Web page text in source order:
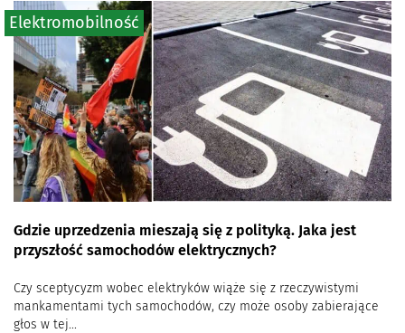
Gdzie uprzedzenia mieszają się z polityką. Jaka jest
przyszłość samochodów elektrycznych?
Czy sceptycyzm wobec elektryków wiąże się z rzeczywistymi
mankamentami tych samochodów, czy może osoby zabierające
głos w tej...
Elektromobilność